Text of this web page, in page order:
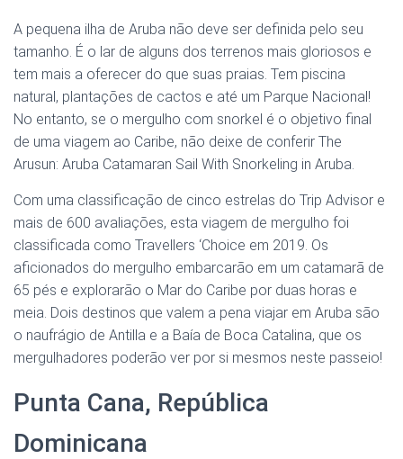
A pequena ilha de Aruba não deve ser definida pelo seu
tamanho. É o lar de alguns dos terrenos mais gloriosos e
tem mais a oferecer do que suas praias. Tem piscina
natural, plantações de cactos e até um Parque Nacional!
No entanto, se o mergulho com snorkel é o objetivo final
de uma viagem ao Caribe, não deixe de conferir The
Arusun: Aruba Catamaran Sail With Snorkeling in Aruba.
Com uma classificação de cinco estrelas do Trip Advisor e
mais de 600 avaliações, esta viagem de mergulho foi
classificada como Travellers ‘Choice em 2019. Os
aficionados do mergulho embarcarão em um catamarã de
65 pés e explorarão o Mar do Caribe por duas horas e
meia. Dois destinos que valem a pena viajar em Aruba são
o naufrágio de Antilla e a Baía de Boca Catalina, que os
mergulhadores poderão ver por si mesmos neste passeio!
Punta Cana, República
Dominicana